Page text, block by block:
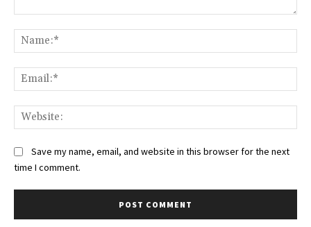
Save my name, email, and website in this browser for the next
time I comment.